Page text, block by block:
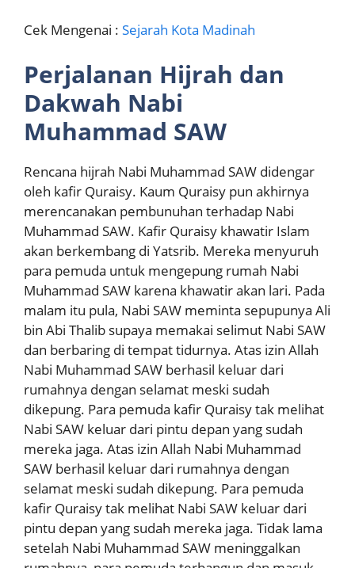
Cek Mengenai : Sejarah Kota Madinah
Perjalanan Hijrah dan
Dakwah Nabi
Muhammad SAW
Rencana hijrah Nabi Muhammad SAW didengar
oleh kafir Quraisy. Kaum Quraisy pun akhirnya
merencanakan pembunuhan terhadap Nabi
Muhammad SAW. Kafir Quraisy khawatir Islam
akan berkembang di Yatsrib. Mereka menyuruh
para pemuda untuk mengepung rumah Nabi
Muhammad SAW karena khawatir akan lari. Pada
malam itu pula, Nabi SAW meminta sepupunya Ali
bin Abi Thalib supaya memakai selimut Nabi SAW
dan berbaring di tempat tidurnya. Atas izin Allah
Nabi Muhammad SAW berhasil keluar dari
rumahnya dengan selamat meski sudah
dikepung. Para pemuda kafir Quraisy tak melihat
Nabi SAW keluar dari pintu depan yang sudah
mereka jaga. Atas izin Allah Nabi Muhammad
SAW berhasil keluar dari rumahnya dengan
selamat meski sudah dikepung. Para pemuda
kafir Quraisy tak melihat Nabi SAW keluar dari
pintu depan yang sudah mereka jaga. Tidak lama
setelah Nabi Muhammad SAW meninggalkan